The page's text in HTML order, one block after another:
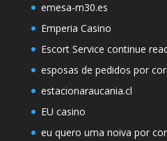
emesa-m30.es
Emperia Casino
Escort Service continue
esposas de pedidos por
estacionaraucania.cl
EU casino
eu quero uma noiva por